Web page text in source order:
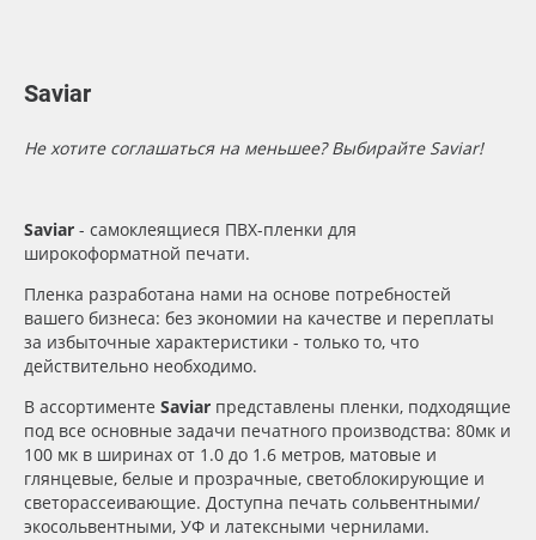
Компания
Блог
Поставщикам
8 800 550 7888
Москва
Профильные системы
Светотехника
Инженерные пластики
Оборудование и инструмент
Новинки ассортимента
Saviar
Не хотите соглашаться на меньшее? Выбирайте Saviar!
Saviar - самоклеящиеся ПВХ-пленки для
широкоформатной печати.
Пленка разработана нами на основе потребностей
вашего бизнеса: без экономии на качестве и переплаты
за избыточные характеристики - только то, что
действительно необходимо.
В ассортименте Saviar представлены пленки, подходящие
под все основные задачи печатного производства: 80мк и
100 мк в ширинах от 1.0 до 1.6 метров, матовые и
глянцевые, белые и прозрачные, светоблокирующие и
светорассеивающие. Доступна печать сольвентными/
экосольвентными, УФ и латексными чернилами.
Толщина, мкм
Цвет
Клей
Текстура